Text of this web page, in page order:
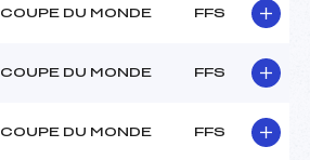
COUPE DU MONDE FFS
COUPE DU MONDE FFS
COUPE DU MONDE FFS